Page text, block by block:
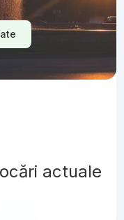
actuale